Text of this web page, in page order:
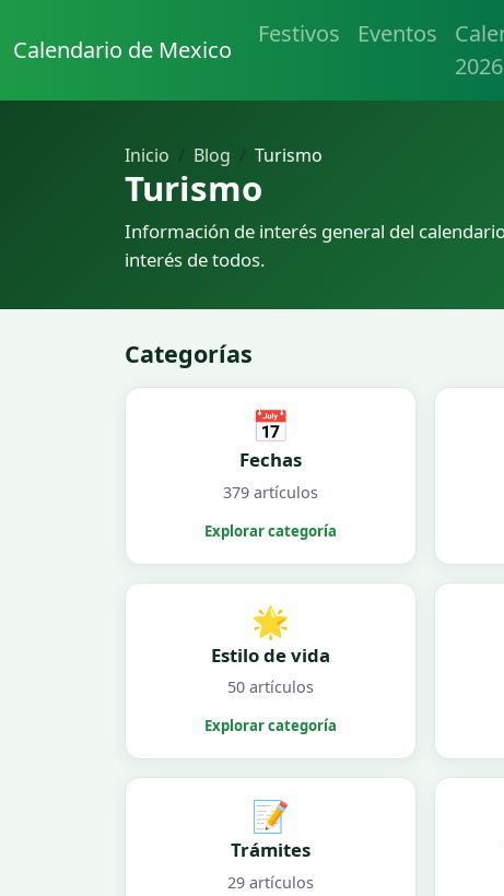
Calendario de Mexico
Festivos Eventos
2026
Inicio Blog Turismo
Turismo
Información de interés general del
interés de todos.
Categorías
📅
Fechas
379 artículos
Explorar categoría
🌟
Estilo de vida
50 artículos
Explorar categoría
📝
Trámites
29 artículos